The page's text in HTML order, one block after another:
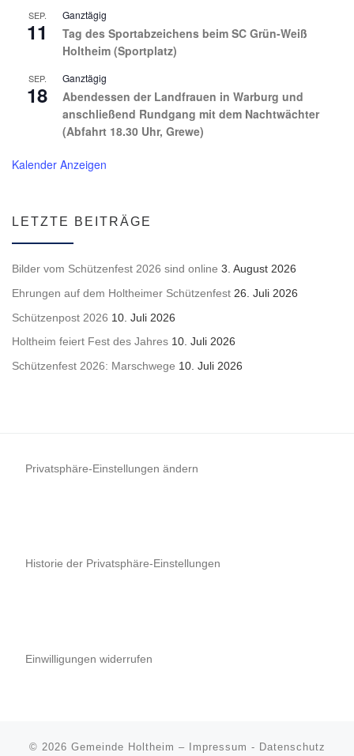
SEP.
11
Ganztägig
Tag des Sportabzeichens beim SC Grün-Weiß
Holtheim (Sportplatz)
SEP.
18
Ganztägig
Abendessen der Landfrauen in Warburg und
anschließend Rundgang mit dem Nachtwächter
(Abfahrt 18.30 Uhr, Grewe)
Kalender Anzeigen
LETZTE BEITRÄGE
Bilder vom Schützenfest 2026 sind online 3. August 2026
Ehrungen auf dem Holtheimer Schützenfest 26. Juli 2026
Schützenpost 2026 10. Juli 2026
Holtheim feiert Fest des Jahres 10. Juli 2026
Schützenfest 2026: Marschwege 10. Juli 2026
Privatsphäre-Einstellungen ändern
Historie der Privatsphäre-Einstellungen
Einwilligungen widerrufen
© 2026 Gemeinde Holtheim – Impressum - Datenschutz